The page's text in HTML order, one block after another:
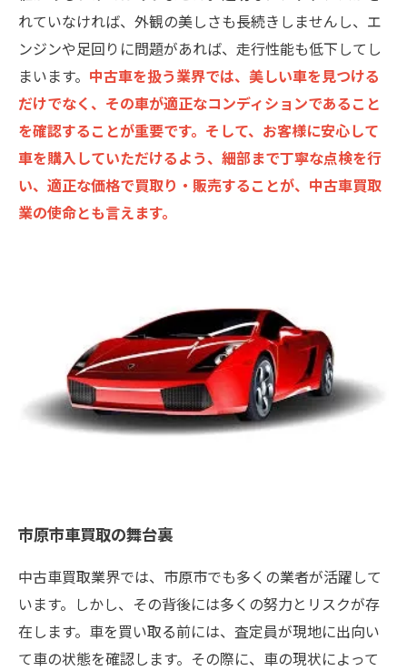
れていなければ、外観の美しさも長続きしませんし、エ
ンジンや足回りに問題があれば、走行性能も低下してし
まいます。 中古車を扱う業界では、美しい車を見つける
だけでなく、その車が適正なコンディションであること
を確認することが重要です。そして、お客様に安心して
車を購入していただけるよう、細部まで丁寧な点検を行
い、適正な価格で買取り・販売することが、中古車買取
業の使命とも言えます。
市原市車買取の舞台裏
中古車買取業界では、市原市でも多くの業者が活躍して
います。しかし、その背後には多くの努力とリスクが存
在します。車を買い取る前には、査定員が現地に出向い
て車の状態を確認します。その際に、車の現状によって